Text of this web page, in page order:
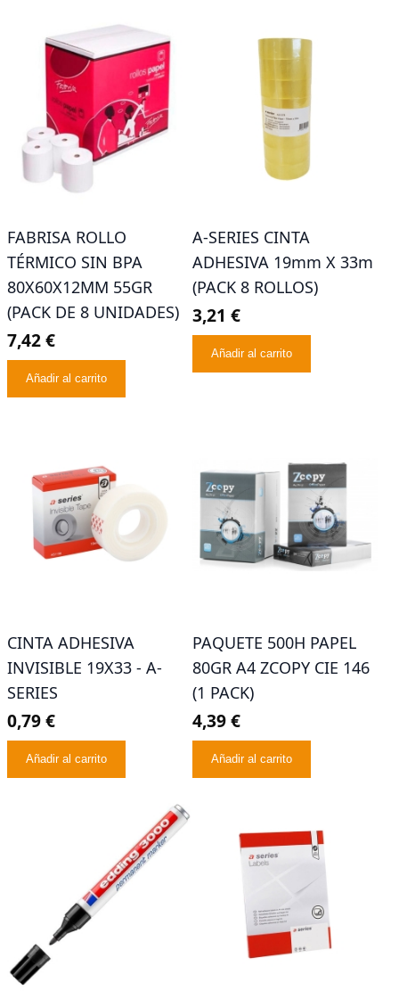
FABRISA ROLLO
TÉRMICO SIN BPA
80X60X12MM 55GR
(PACK DE 8 UNIDADES)
7,42 €
Añadir al carrito
A-SERIES CINTA
ADHESIVA 19mm X 33m
(PACK 8 ROLLOS)
3,21 €
Añadir al carrito
CINTA ADHESIVA
INVISIBLE 19X33 - A-
SERIES
0,79 €
Añadir al carrito
PAQUETE 500H PAPEL
80GR A4 ZCOPY CIE 146
(1 PACK)
4,39 €
Añadir al carrito